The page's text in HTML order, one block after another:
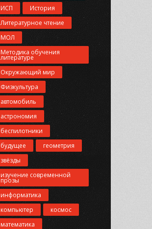
ИСП
История
Литературное чтение
МОЛ
Методика обучения
литературе
Окружающий мир
Физкультура
автомобиль
астрономия
беспилотники
будущее
геометрия
звёзды
изучение современной
прозы
информатика
компьютер
космос
математика